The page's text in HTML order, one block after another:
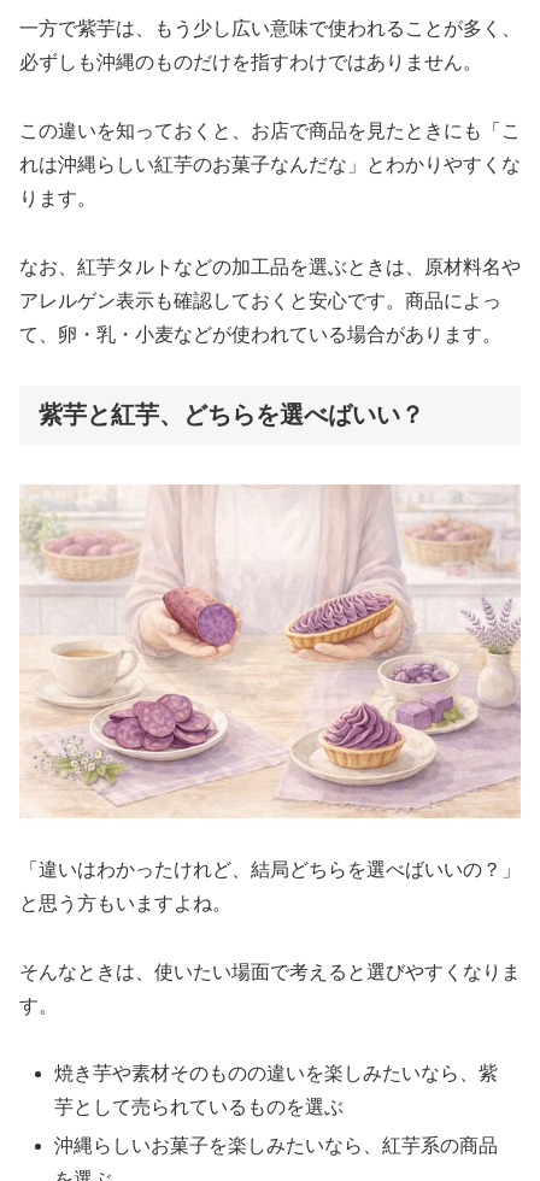
一方で紫芋は、もう少し広い意味で使われることが多く、
必ずしも沖縄のものだけを指すわけではありません。
この違いを知っておくと、お店で商品を見たときにも「こ
れは沖縄らしい紅芋のお菓子なんだな」とわかりやすくな
ります。
なお、紅芋タルトなどの加工品を選ぶときは、原材料名や
アレルゲン表示も確認しておくと安心です。商品によっ
て、卵・乳・小麦などが使われている場合があります。
紫芋と紅芋、どちらを選べばいい？
「違いはわかったけれど、結局どちらを選べばいいの？」
と思う方もいますよね。
そんなときは、使いたい場面で考えると選びやすくなりま
す。
焼き芋や素材そのものの違いを楽しみたいなら、紫
芋として売られているものを選ぶ
沖縄らしいお菓子を楽しみたいなら、紅芋系の商品